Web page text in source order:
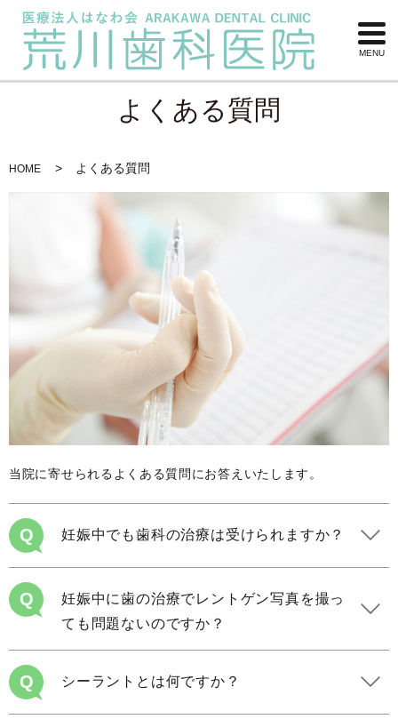
MENU
よくある質問
HOME よくある質問
当院に寄せられるよくある質問にお答えいたします。
Q 妊娠中でも歯科の治療は受けられますか？
Q
妊娠中に歯の治療でレントゲン写真を撮っ
ても問題ないのですか？
Q シーラントとは何ですか？